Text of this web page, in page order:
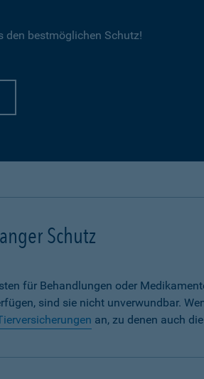
den bestmöglichen Schutz!
Schutz
für Behandlungen oder
sind sie nicht unverwundbar.
an, zu denen auch